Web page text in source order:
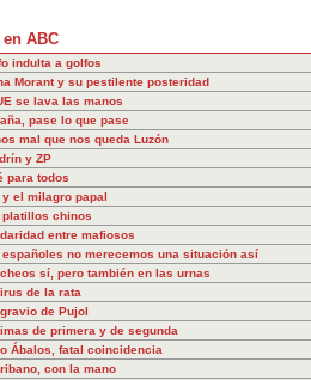
ABC
indulta a golfos
Morant y su pestilente posteridad
se lava las manos
pase lo que pase
mal que nos queda Luzón
y ZP
para todos
y el milagro papal
platillos chinos
entre mafiosos
españoles no merecemos una situación así
sí, pero también en las urnas
de la rata
de Pujol
de primera y de segunda
Ábalos, fatal coincidencia
con la mano